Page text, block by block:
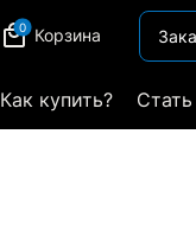
0 Корзина
Как купить?